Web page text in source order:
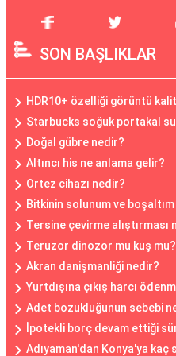
SON BAŞLIKLAR
HDR10+ özelliği görüntü
Starbucks soğuk portakal
Doğal gübre nedir?
Altıncı his ne anlama gelir?
Ortez cihazı nedir?
Bitkinin solunum ve
Tersine çevirme alıştırması
Teruzor dinozor mu kuş mu?
Akran danişmanliği nedir?
Yurtdışına çıkış harcı
Adet bozukluğunun sebebi
İpotekli borç devam ettiği
Adıyaman'dan Konya'ya kaç